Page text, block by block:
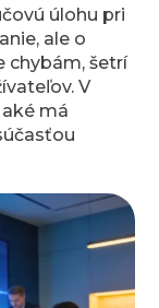
úlohu pri
ale o
chybám, šetrí
V
má